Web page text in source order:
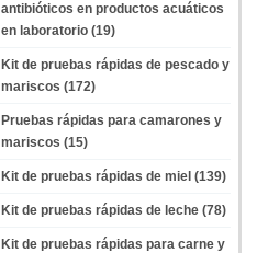
antibióticos en productos acuáticos
en laboratorio (19)
Kit de pruebas rápidas de pescado y
mariscos (172)
Pruebas rápidas para camarones y
mariscos (15)
Kit de pruebas rápidas de miel (139)
Kit de pruebas rápidas de leche (78)
Kit de pruebas rápidas para carne y